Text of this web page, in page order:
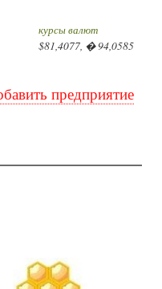
курсы валют
$81,4077, � 94,0585
предприятие